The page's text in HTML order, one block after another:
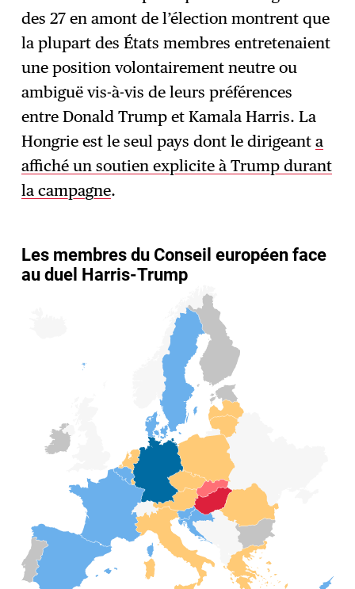
des 27 en amont de l’élection montrent que
la plupart des États membres entretenaient
une position volontairement neutre ou
ambiguë vis-à-vis de leurs préférences
entre Donald Trump et Kamala Harris. La
Hongrie est le seul pays dont le dirigeanta
affiché un soutien explicite à Trump durant
la campagne.